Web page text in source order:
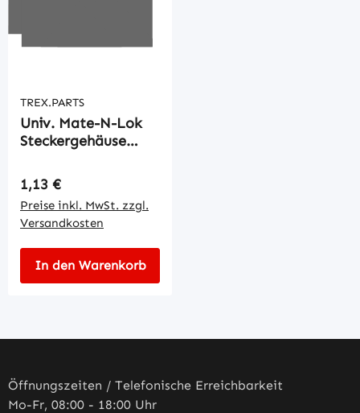
TREX.PARTS
Univ. Mate-N-Lok
Steckergehäuse
Regulärer Preis:
1,13 €
Preise inkl. MwSt. zzgl.
Versandkosten
In den Warenkorb
Öffnungszeiten / Telefonische Erreichbarkeit
Mo-Fr, 08:00 - 18:00 Uhr